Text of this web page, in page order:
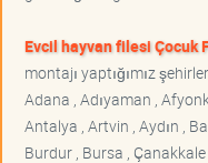
Evcil hayvan filesi Çocuk
montajı yaptığımız
Adana , Adıyaman ,
Antalya , Artvin , Aydın ,
Burdur , Bursa , Çanakkale